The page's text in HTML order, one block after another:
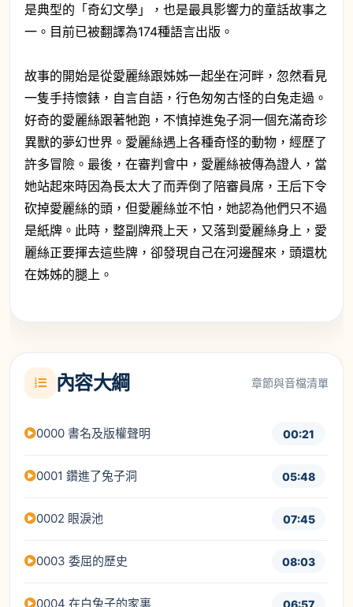
是典型的「奇幻文學」，也是最具影響力的童話故事之
一。目前已被翻譯為174種語言出版。
故事的開始是從愛麗絲跟姊姊一起坐在河畔，忽然看見
一隻手持懷錶，自言自語，行色匆匆古怪的白兔走過。
好奇的愛麗絲跟著牠跑，不慎掉進兔子洞一個充滿奇珍
異獸的夢幻世界。愛麗絲遇上各種奇怪的動物，經歷了
許多冒險。最後，在審判會中，愛麗絲被傳為證人，當
她站起來時因為長太大了而弄倒了陪審員席，王后下令
砍掉愛麗絲的頭，但愛麗絲並不怕，她認為他們只不過
是紙牌。此時，整副牌飛上天，又落到愛麗絲身上，愛
麗絲正要揮去這些牌，卻發現自己在河邊醒來，頭還枕
在姊姊的腿上。
內容大綱 章節與音檔清單
0000 書名及版權聲明 00:21
0001 鑽進了兔子洞 05:48
0002 眼淚池 07:45
0003 委屈的歷史 08:03
0004 在白兔子的家裏 06:57